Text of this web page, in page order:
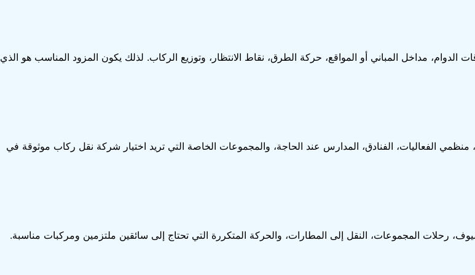
مداخل المباني أو المواقع، حركة الطرق، نقاط الانتظار، وتوزيع الركاب. لذلك يكون المزود المناسب هو الذي
الفعاليات، الفنادق، المدارس عند الحاجة، والمجموعات الخاصة التي تريد اختيار شركة نقل ركاب موثوقة في
رحلات المجموعات، النقل إلى المطارات، والحركة المتكررة التي تحتاج إلى سائقين ملتزمين ومركبات مناسبة.